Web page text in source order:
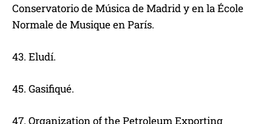
Conservatorio de Música de Madrid y en la École
Normale de Musique en París.
43. Eludí.
45. Gasifiqué.
47. Organization of the Petroleum Exporting